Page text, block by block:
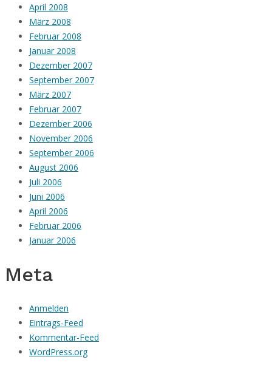
April 2008
März 2008
Februar 2008
Januar 2008
Dezember 2007
September 2007
März 2007
Februar 2007
Dezember 2006
November 2006
September 2006
August 2006
Juli 2006
Juni 2006
April 2006
Februar 2006
Januar 2006
Meta
Anmelden
Eintrags-Feed
Kommentar-Feed
WordPress.org